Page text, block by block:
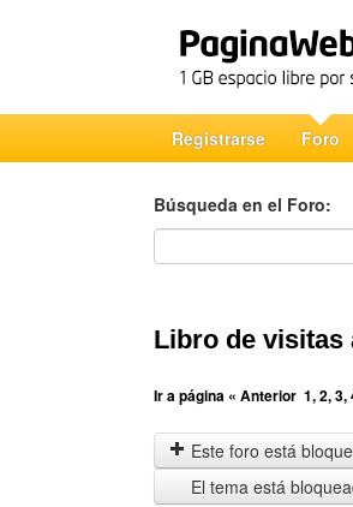
Registrarse Foro
Búsqueda en el Foro:
Búsqueda en el Foro
Libro de visitas
Ir a página « Anterior 1,2,3,
Este foro está
El tema está